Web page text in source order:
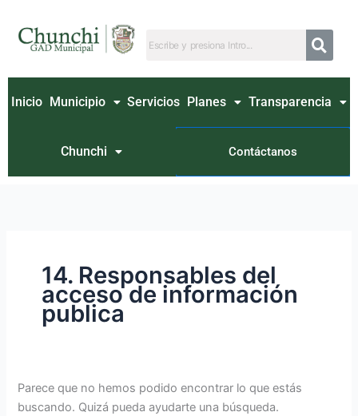
contenido
Inicio Municipio Servicios Planes Transparencia
Chunchi Contáctanos
14. Responsables del
acceso de información
publica
Parece que no hemos podido encontrar lo que estás
buscando. Quizá pueda ayudarte una búsqueda.
por: